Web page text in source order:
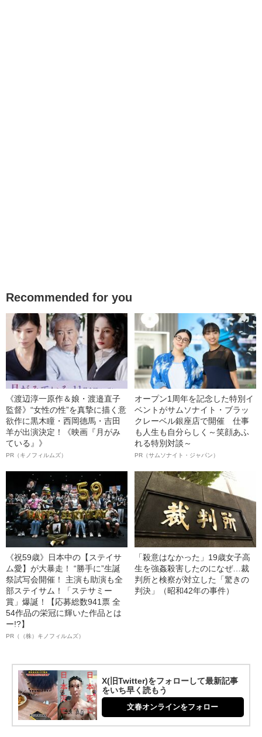
Recommended for you
《渡辺淳一原作＆娘・渡邉直子
監督》“女性の性”を真摯に描く意
欲作に黒木瞳・西岡德馬・吉田
羊が出演決定！《映画『月がみ
ている』》
PR（キノフィルムズ）
オープン1周年を記念した特別イ
ベントがサムソナイト・ブラッ
クレーベル銀座店で開催 仕事
も人生も自分らしく～笑顔あふ
れる特別対談～
PR（サムソナイト・ジャパン）
《祝59歳》日本中の【ステイサ
ム愛】が大暴走！ “勝手に”生誕
祭試写会開催！ 主演も助演も全
部ステイサム！「ステサミー
賞」爆誕！【応募総数941票 全
54作品の栄冠に輝いた作品とは
ー!?】
PR（（株）キノフィルムズ）
「殺意はなかった」19歳女子高
生を強姦殺害したのになぜ…裁
判所と検察が対立した「驚きの
判決」（昭和42年の事件）
X(旧Twitter)をフォローして最新記事
をいち早く読もう
文春オンラインをフォロー